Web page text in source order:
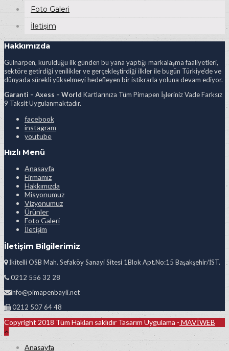
Foto Galeri
İletişim
Hakkımızda
Gülnarpen, kurulduğu ilk günden bu yana yaptığı markalaşma faaliyetleri,
sektöre getirdiği yenilikler ve gerçekleştirdiği ilkler ile bugün Türkiye’de ve
dünyada sürekli yükselmeyi hedefleyen bir istikrarla yoluna devam ediyor.
Garanti – Axess – World Kartlarınıza Tüm Pimapen İşleriniz Vade Farksız
9 Taksit Uygulanmaktadır.
facebook
instagram
youtube
Hızlı Menü
Anasayfa
Firmamız
Hakkımızda
Misyonumuz
Vizyonumuz
Ürünler
Foto Galeri
İletişim
İletişim Bilgilerimiz
İkitelli OSB Mah. Sefaköy Sanayi Sitesi 1Blok Apt.No:15 Başakşehir/İST.
0212 556 32 28
info@pimapenbayii.net
0212 507 64 48
Copyright 2018 Tüm Hakları saklıdır Tasarım Uygulama - MAVİWEB
Anasayfa